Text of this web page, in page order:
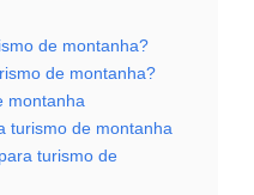
de montanha?
de montanha?
montanha
turismo de montanha
turismo de